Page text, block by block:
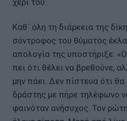
χέρι του.
Καθ´ όλη τη διάρκεια της
σύντροφος του θύματος
απολογία της υποστήριξε:
πει ότι θέλει να βρεθούνε,
μην πάει. Δεν πίστευα ότι
δράστης με πήρε τηλέφωνο
φαινόταν ανήσυχος. Τον